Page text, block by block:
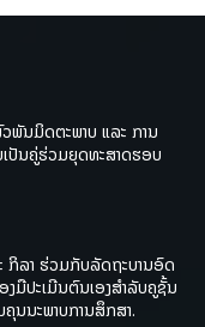
ພັນມິດຕະພາບ ແລະ ການ
ປັນຄູ່ຮ່ວມຍຸດທະສາດຮອບ
ກິລາ ຮ່ວມກັບລັດຖະບານອົດ
ງມືປະເມີນຕົນເອງສຳລັບຄູຊັ້ນ
ນນະພາບການສຶກສາ.